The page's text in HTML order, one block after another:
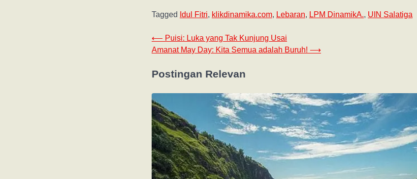
Tagged Idul Fitri, klikdinamika.com, Lebaran, LPM DinamikA., UIN Salatiga
⟵ Puisi: Luka yang Tak Kunjung Usai
Amanat May Day: Kita Semua adalah Buruh! ⟶
Postingan Relevan